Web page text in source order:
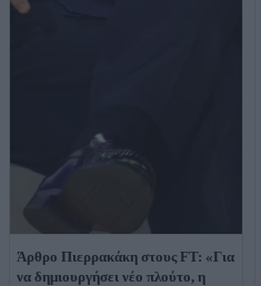
Άρθρο Πιερρακάκη στους FΤ: «Για
να δημιουργήσει νέο πλούτο, η